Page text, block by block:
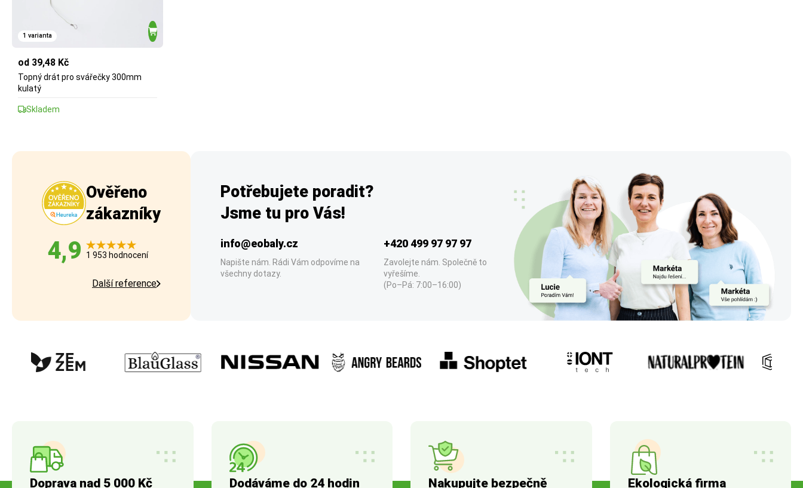
1 varianta
od 39,48 Kč
Topný drát pro svářečky 300mm
kulatý
Skladem
Ověřeno
zákazníky
4,9 1 953 hodnocení
Další reference
Potřebujete poradit?
Jsme tu pro Vás!
info@eobaly.cz
Napište nám. Rádi Vám odpovíme na
všechny dotazy.
+420 499 97 97 97
Zavolejte nám. Společně to
vyřešíme.
(Po–Pá: 7:00–16:00)
Doprava nad 5 000 Kč Dodáváme do 24 hodin Nakupujte bezpečně Ekologická firma